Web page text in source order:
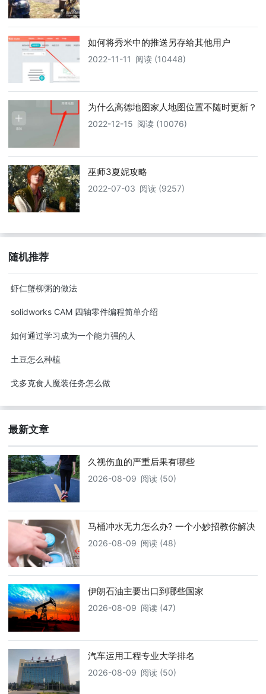
如何将秀米中的推送另存给其他用户
2022-11-11 阅读 (10448)
为什么高德地图家人地图位置不随时更新？
2022-12-15 阅读 (10076)
巫师3夏妮攻略
2022-07-03 阅读 (9257)
随机推荐
虾仁蟹柳粥的做法
solidworks CAM 四轴零件编程简单介绍
如何通过学习成为一个能力强的人
土豆怎么种植
戈多克食人魔装任务怎么做
最新文章
久视伤血的严重后果有哪些
2026-08-09 阅读 (50)
马桶冲水无力怎么办? 一个小妙招教你解决
2026-08-09 阅读 (48)
伊朗石油主要出口到哪些国家
2026-08-09 阅读 (47)
汽车运用工程专业大学排名
2026-08-09 阅读 (50)